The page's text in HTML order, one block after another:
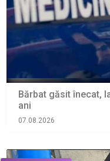
Bărbat găsit înecat,
ani
07.08.2026